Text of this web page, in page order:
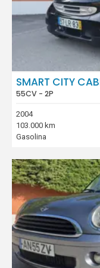
SMART CITY
55CV - 2P
2004
103.000 km
Gasolina